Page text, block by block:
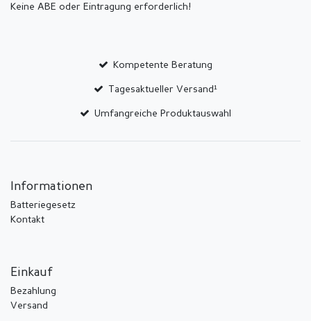
Keine ABE oder Eintragung erforderlich!
Kompetente Beratung
Tagesaktueller Versand¹
Umfangreiche Produktauswahl
Informationen
Batteriegesetz
Kontakt
Einkauf
Bezahlung
Versand